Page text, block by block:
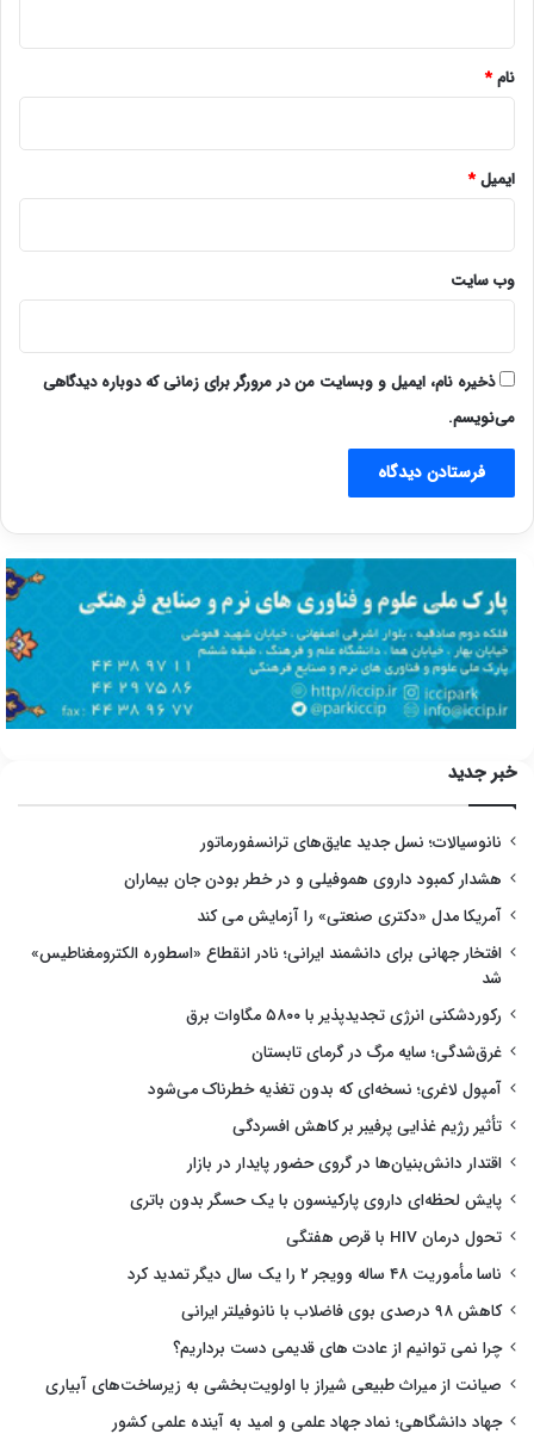
نام*
ایمیل*
وب‌ سایت
ذخیره نام، ایمیل و وبسایت من در مرورگر برای زمانی که دوباره دیدگاهی
می‌نویسم.
خبر جدید
نانوسیالات؛ نسل جدید عایق‌های ترانسفورماتور
هشدار کمبود داروی هموفیلی و در خطر بودن جان بیماران
آمریکا مدل «دکتری صنعتی» را آزمایش می کند
افتخار جهانی برای دانشمند ایرانی؛ نادر انقطاع «اسطوره الکترومغناطیس»
شد
رکوردشکنی انرژی تجدیدپذیر با ۵۸۰۰ مگاوات برق
غرق‌شدگی؛ سایه مرگ در گرمای تابستان
آمپول لاغری؛ نسخه‌ای که بدون تغذیه خطرناک می‌شود
تأثیر رژیم غذایی پرفیبر بر کاهش افسردگی
اقتدار دانش‌بنیان‌ها در گروی حضور پایدار در بازار
پایش لحظه‌ای داروی پارکینسون با یک حسگر بدون باتری
تحول درمان HIV با قرص هفتگی
ناسا مأموریت ۴۸ ساله وویجر ۲ را یک سال دیگر تمدید کرد
کاهش ۹۸ درصدی بوی فاضلاب با نانوفیلتر ایرانی
چرا نمی توانیم از عادت های قدیمی دست برداریم؟
صیانت از میراث طبیعی شیراز با اولویت‌بخشی به زیرساخت‌های آبیاری
جهاد دانشگاهی؛ نماد جهاد علمی و امید به آینده علمی کشور